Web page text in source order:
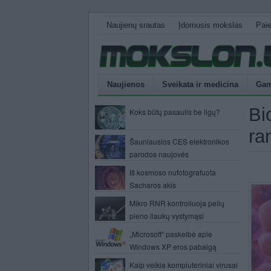
Naujienų srautas Įdomusis mokslas
Naujienos Sveikata ir medicina
Koks būtų pasaulis be ligų?
Šauniausios CES elektronikos
parodos naujovės
Iš kosmoso nufotografuota
Sacharos akis
Mikro RNR kontroliuoja pelių
pieno liaukų vystymąsi
„Microsoft“ paskelbė apie
Windows XP eros pabaigą
Kaip veikia kompiuteriniai virusai